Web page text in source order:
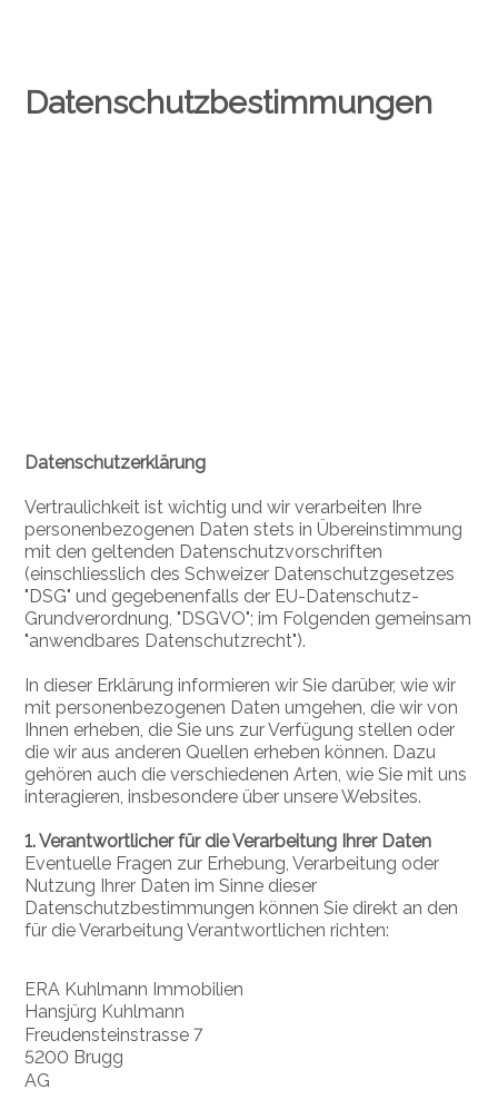
Datenschutz­bestimmungen
Datenschutzerklärung
Vertraulichkeit ist wichtig und wir verarbeiten Ihre
personenbezogenen Daten stets in Übereinstimmung
mit den geltenden Datenschutzvorschriften
(einschliesslich des Schweizer Datenschutzgesetzes
"DSG" und gegebenenfalls der EU-Datenschutz-
Grundverordnung, "DSGVO"; im Folgenden gemeinsam
"anwendbares Datenschutzrecht").
In dieser Erklärung informieren wir Sie darüber, wie wir
mit personenbezogenen Daten umgehen, die wir von
Ihnen erheben, die Sie uns zur Verfügung stellen oder
die wir aus anderen Quellen erheben können. Dazu
gehören auch die verschiedenen Arten, wie Sie mit uns
interagieren, insbesondere über unsere Websites.
1. Verantwortlicher für die Verarbeitung Ihrer Daten
Eventuelle Fragen zur Erhebung, Verarbeitung oder
Nutzung Ihrer Daten im Sinne dieser
Datenschutzbestimmungen können Sie direkt an den
für die Verarbeitung Verantwortlichen richten:
ERA Kuhlmann Immobilien
Hansjürg Kuhlmann
Freudensteinstrasse 7
5200 Brugg
AG